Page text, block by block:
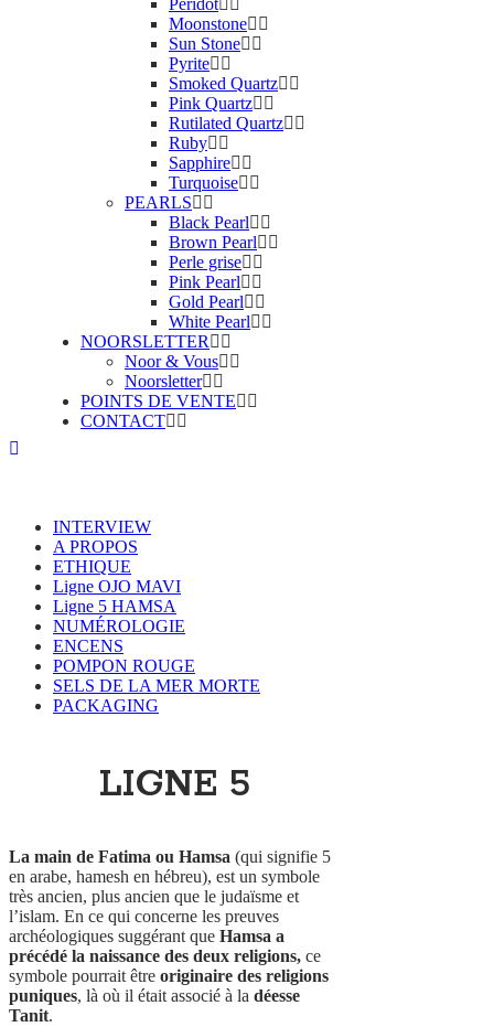
Peridot
Moonstone
Sun Stone
Pyrite
Smoked Quartz
Pink Quartz
Rutilated Quartz
Ruby
Sapphire
Turquoise
PEARLS
Black Pearl
Brown Pearl
Perle grise
Pink Pearl
Gold Pearl
White Pearl
NOORSLETTER
Noor & Vous
Noorsletter
POINTS DE VENTE
CONTACT
INTERVIEW
A PROPOS
ETHIQUE
Ligne OJO MAVI
Ligne 5 HAMSA
NUMÉROLOGIE
ENCENS
POMPON ROUGE
SELS DE LA MER MORTE
PACKAGING
LIGNE 5
La main de Fatima ou Hamsa (qui signifie 5
en arabe, hamesh en hébreu), est un symbole
très ancien, plus ancien que le judaïsme et
l’islam. En ce qui concerne les preuves
archéologiques suggérant que Hamsa a
précédé la naissance des deux religions, ce
symbole pourrait être originaire des religions
puniques, là où il était associé à la déesse
Tanit.